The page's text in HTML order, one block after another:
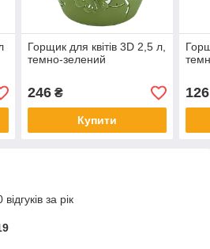
Горщик для квітів 3D 2,5 л,
темно-зелений
246₴
Купити
126
за рік